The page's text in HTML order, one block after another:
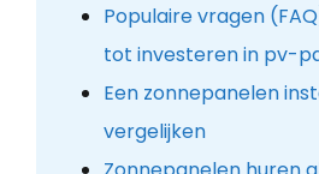
Populaire vragen
tot investeren in pv-
Een zonnepanelen
vergelijken